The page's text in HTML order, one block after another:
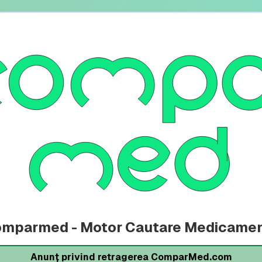
- Motor Cautare
Anunț privind retragerea ComparMed.com